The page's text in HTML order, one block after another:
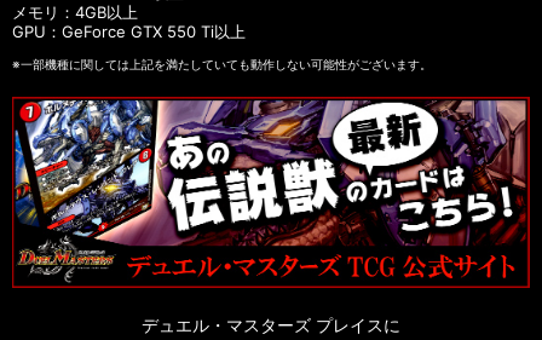
メモリ：4GB以上
GPU：GeForce GTX 550 Ti以上
※一部機種に関しては上記を満たしていても動作しない可能性がございます。
デュエル・マスターズ プレイスに